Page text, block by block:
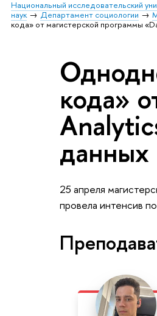
Национальный исследовательский
наук
Департамент социологии
кода» от магистерской программы
кода»
данных
25 апреля
провела интенсив